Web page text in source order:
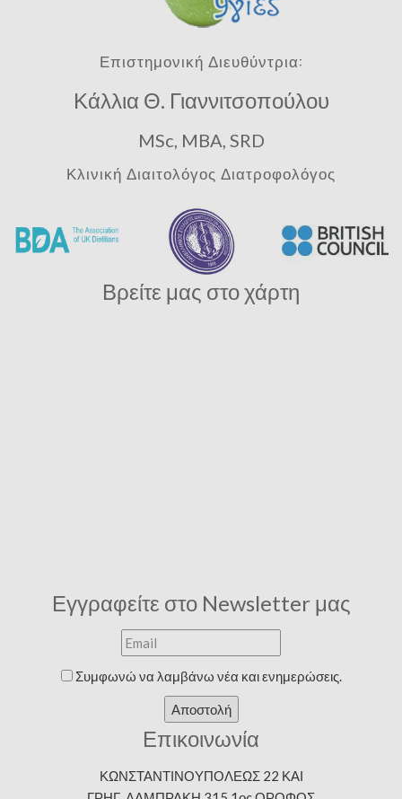
Επιστημονική Διευθύντρια:
Κάλλια Θ. Γιαννιτσοπούλου
MSc, MBA, SRD
Κλινική Διαιτολόγος Διατροφολόγος
Βρείτε μας στο χάρτη
Εγγραφείτε στο Newsletter μας
Συμφωνώ να λαμβάνω νέα και ενημερώσεις.
Αποστολή
Επικοινωνία
ΚΩΝΣΤΑΝΤΙΝΟΥΠΟΛΕΩΣ 22 ΚΑΙ